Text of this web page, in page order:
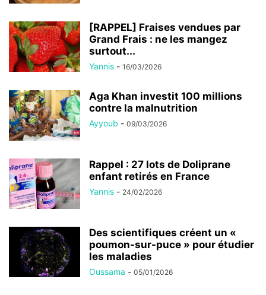
[RAPPEL] Fraises vendues par
Grand Frais : ne les mangez
surtout...
Yannis - 16/03/2026
Aga Khan investit 100 millions
contre la malnutrition
Ayyoub - 09/03/2026
Rappel : 27 lots de Doliprane
enfant retirés en France
Yannis - 24/02/2026
Des scientifiques créent un «
poumon-sur-puce » pour étudier
les maladies
Oussama - 05/01/2026